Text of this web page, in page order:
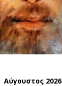
Αύγουστος 2026